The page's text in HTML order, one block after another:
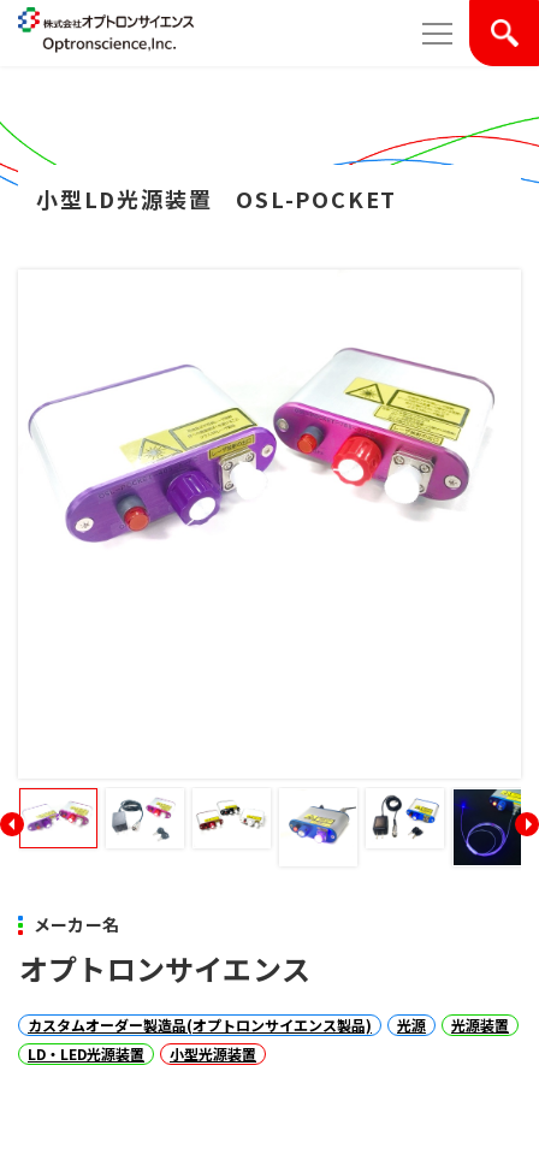
小型LD光源装置 OSL-POCKET
メーカー名
オプトロンサイエンス
カスタムオーダー製造品(オプトロンサイエンス製品) 光源
光源装置
LD・LED光源装置
小型光源装置